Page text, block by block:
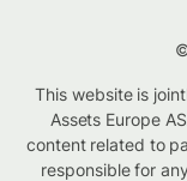
This website is
Assets Europe
content related to
responsible for